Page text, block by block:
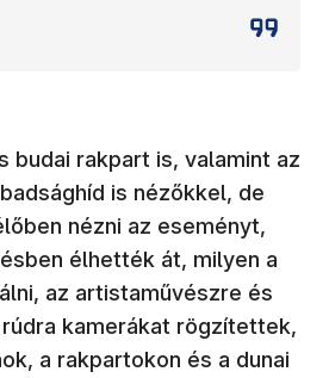
budai rakpart is, valamint az
is nézőkkel, de
nézni az eseményt,
élhették át, milyen a
az artistaművészre és
kamerákat rögzítettek,
a rakpartokon és a dunai